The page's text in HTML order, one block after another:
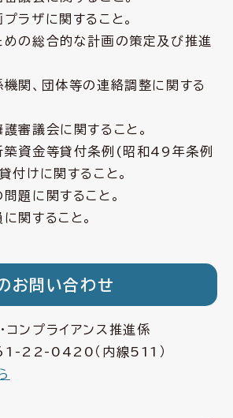
ラザに関すること。
めの総合的な計画の策定及び推進
機関、団体等の連絡調整に関する
護審議会に関すること。
築資金等貸付条例(昭和49年条例
けに関すること。
題に関すること。
関すること。
お問い合わせ
コンプライアンス推進係
22-0420 （内線511）